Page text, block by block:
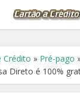
Crédito » Pré-pago
Direto é 100%